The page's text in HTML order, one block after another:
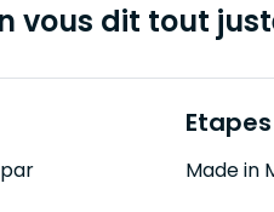
vous dit tout
Made in